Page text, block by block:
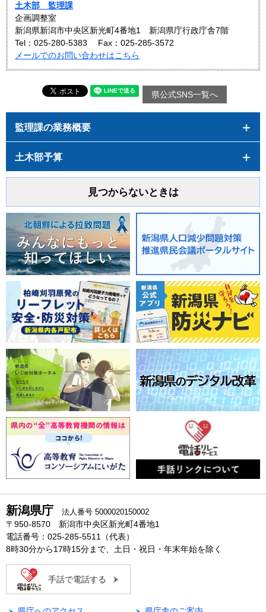
土木部 監理課
企画調整室
新潟県新潟市中央区新光町4番地1 新潟県庁行政庁舎7階
Tel：025-280-5383
Fax：025-285-3572
メールでのお問い合わせはこちら
県公式SNS一覧へ
監理課の業務概要
土木部予算
見つからないときは
新潟県庁 法人番号 5000020150002
〒950-8570 新潟市中央区新光町4番地1
電話番号：025-285-5511（代表）
8時30分から17時15分まで、土日・祝日・年末年始を除く
手話で電話する